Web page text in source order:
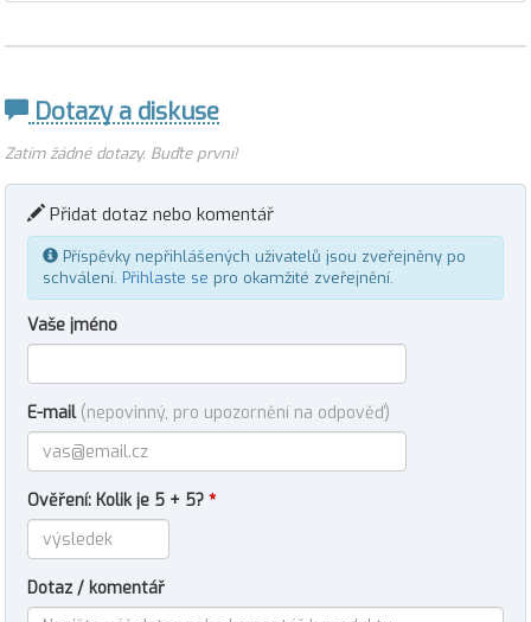
Dotazy a diskuse
Zatím žádné dotazy. Buďte první!
Přidat dotaz nebo komentář
Příspěvky nepřihlášených uživatelů jsou zveřejněny po
schválení. Přihlaste se pro okamžité zveřejnění.
Vaše jméno
E-mail (nepovinný, pro upozornění na odpověď)
Ověření: Kolik je 5 + 5? *
Dotaz / komentář